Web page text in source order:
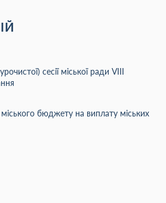
сесії міської ради VIII
бюджету на виплату міських